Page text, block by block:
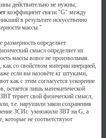
действительно не нужны,
коэффициент связи "G" между
в результате искусственно
массы."
определяет
смысл определяет их
массы вовсе не произвольная.
со свойством материи инерцией,
если вы назовёте кг штуками,
как с этим согласуется ускорение
остаётся лишь математической
теряет свой физический смысл,
т.е. нарушили закон сохранения
ЗСИс умножили ЗВТ на G, а
которые не соответствуют